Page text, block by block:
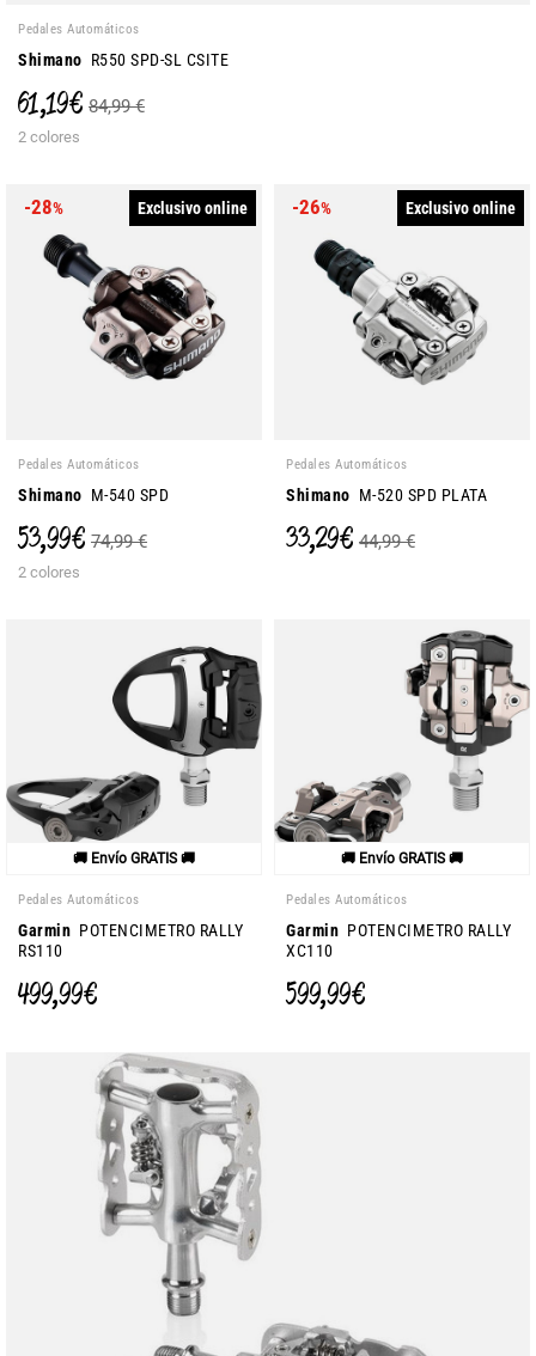
Pedales Automáticos
Shimano R550 SPD-SL CSITE
61,19 € 84,99 €
2 colores
-28% Exclusivo online
Pedales Automáticos
Shimano M-540 SPD
53,99 € 74,99 €
2 colores
-26% Exclusivo online
Pedales Automáticos
Shimano M-520 SPD PLATA
33,29 € 44,99 €
🚚 Envío GRATIS 🚚
Pedales Automáticos
Garmin POTENCIMETRO RALLY
RS110
499,99 €
🚚 Envío GRATIS 🚚
Pedales Automáticos
Garmin POTENCIMETRO RALLY
XC110
599,99 €